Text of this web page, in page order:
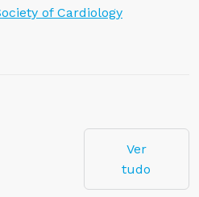
of Cardiology
Ver
tudo